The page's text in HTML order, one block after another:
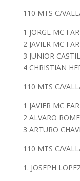
110 MTS C/
1 JORGE MC
2 JAVIER MC
3 JUNIOR
4 CHRISTIAN
110 MTS C/
1 JAVIER MC
2 ALVARO
3 ARTURO
110 MTS C/
1. JOSEPH